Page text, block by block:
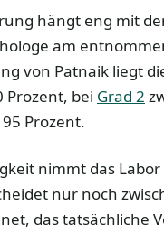
hängt eng mit
am
von Patnaik liegt
Prozent, bei Grad 2
Prozent.
nimmt das Labor
nur noch
das tatsächliche